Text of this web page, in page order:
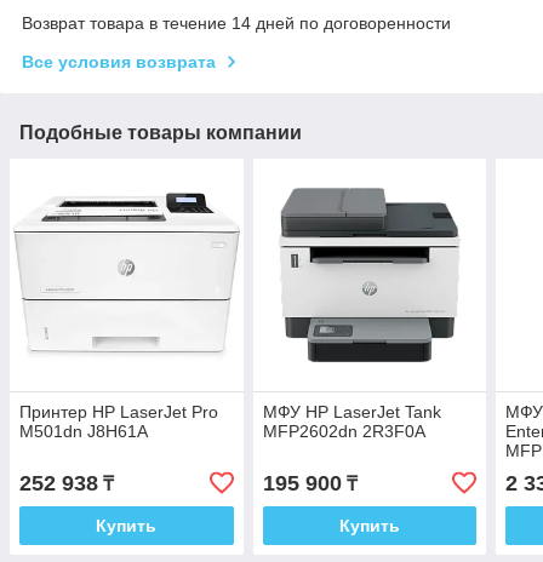
Возврат товара в течение 14 дней по договоренности
Все условия возврата
Подобные товары компании
Принтер HP LaserJet Pro
M501dn J8H61A
252 938 ₸
Купить
МФУ HP LaserJet Tank
MFP2602dn 2R3F0A
195 900₸
Купить
МФУ
2